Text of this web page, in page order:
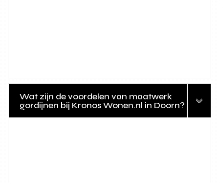
Wat zijn de voordelen van maatwerk
gordijnen bij Kronos Wonen.nl in Doorn?